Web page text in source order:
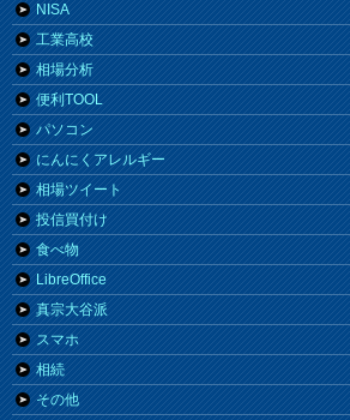
NISA
工業高校
相場分析
便利TOOL
パソコン
にんにくアレルギー
相場ツイート
投信買付け
食べ物
LibreOffice
真宗大谷派
スマホ
相続
その他